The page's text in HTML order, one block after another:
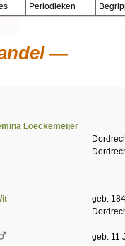
Periodieken
Loeckemeijer
geb.
geb. 11